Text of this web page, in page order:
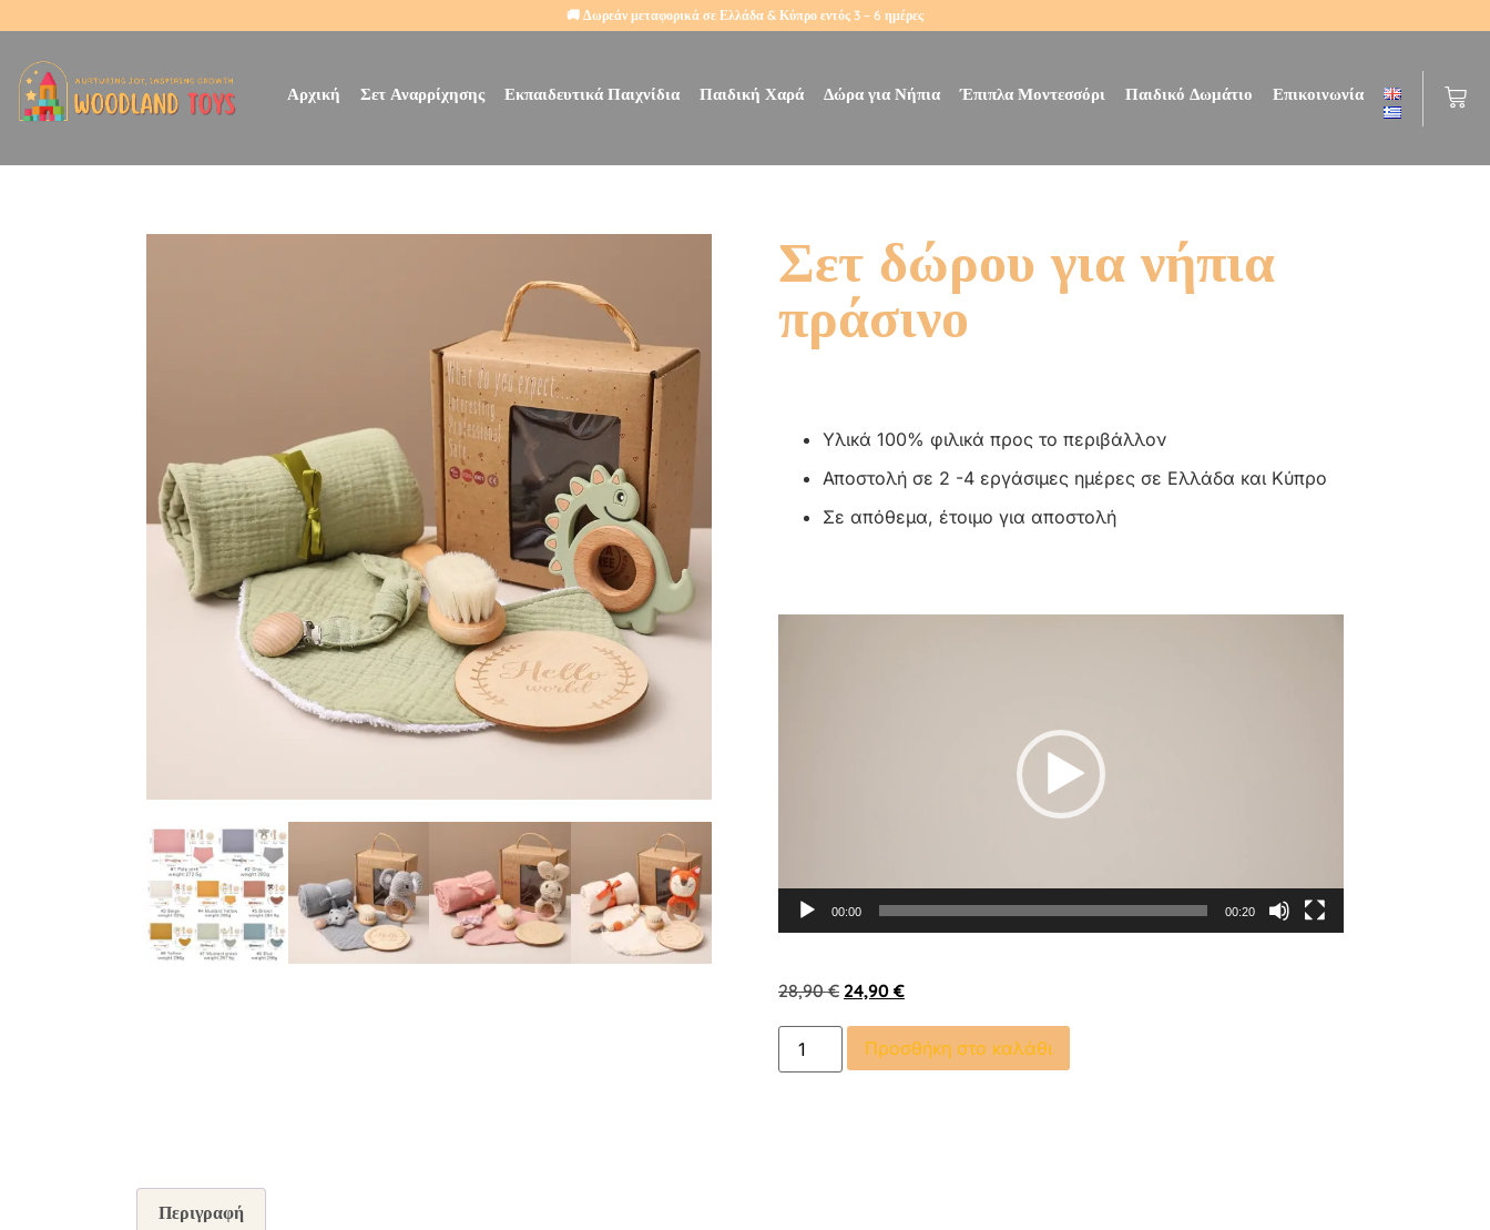
🚚 Δωρεάν μεταφορικά σε Ελλάδα & Κύπρο εντός 3 – 6 ημέρες
Αρχική Σετ Αναρρίχησης Εκπαιδευτικά Παιχνίδια Παιδική Χαρά Δώρα για Νήπια Έπιπλα Μοντεσσόρι Παιδικό Δωμάτιο Επικοινωνία
Σετ δώρου για νήπια
πράσινο
Υλικά 100% φιλικά προς το περιβάλλον
Αποστολή σε 2 -4 εργάσιμες ημέρες σε Ελλάδα και Κύπρο
Σε απόθεμα, έτοιμο για αποστολή
00:00 00:20
28,90€ 24,90 €
Προσθήκη στο καλάθι
Περιγραφή